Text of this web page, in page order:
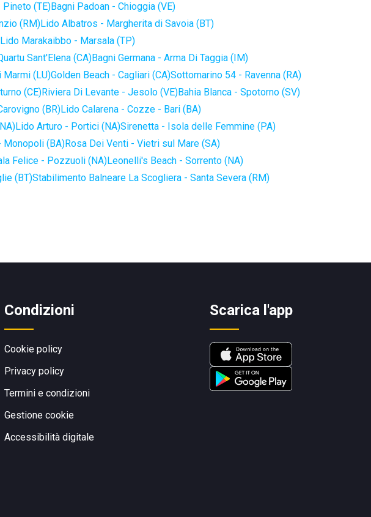
Pineto (TE)Bagni Padoan - Chioggia (VE)
(RM)Lido Albatros - Margherita di Savoia (BT)
Lido Marakaibbo - Marsala (TP)
Sant'Elena (CA)Bagni Germana - Arma Di Taggia (IM)
(LU)Golden Beach - Cagliari (CA)Sottomarino 54 - Ravenna (RA)
(CE)Riviera Di Levante - Jesolo (VE)Bahia Blanca - Spotorno (SV)
(BR)Lido Calarena - Cozze - Bari (BA)
Lido Arturo - Portici (NA)Sirenetta - Isola delle Femmine (PA)
Monopoli (BA)Rosa Dei Venti - Vietri sul Mare (SA)
Felice - Pozzuoli (NA)Leonelli's Beach - Sorrento (NA)
(BT)Stabilimento Balneare La Scogliera - Santa Severa (RM)
Condizioni
Cookie policy
Privacy policy
Termini e condizioni
Gestione cookie
Accessibilità digitale
Scarica l'app